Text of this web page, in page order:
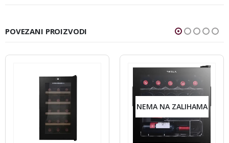
POVEZANI PROIZVODI
NEMA NA ZALIHAMA